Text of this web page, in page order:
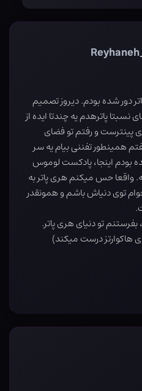
دور شده بودم. دیروز تصمیم
پاترهدم یه چندتا ایده از
پینترست و رفتم تو فضای
همینطور تفننی بیام یه سر
بودم اینجا، پادکست لوموس
واقعا حس میکنم هری پاتر به
توی دنیاش باشم و همونقدر
تو دنیای هری پاتر‌.
هاکوارتز درست میکند)